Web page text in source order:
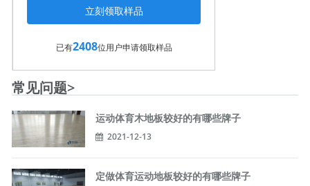
已有2408位用户申请领取样品
常见问题>
运动体育木地板较好的有哪些牌子
2021-12-13
定做体育运动地板较好的有哪些牌子